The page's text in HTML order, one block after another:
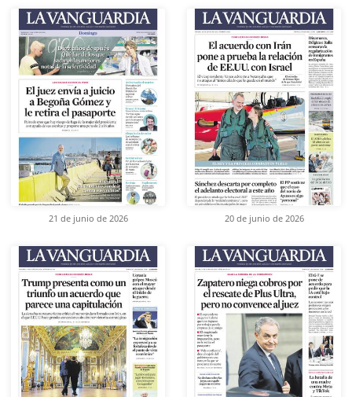
21 de junio de 2026 20 de junio de 2026